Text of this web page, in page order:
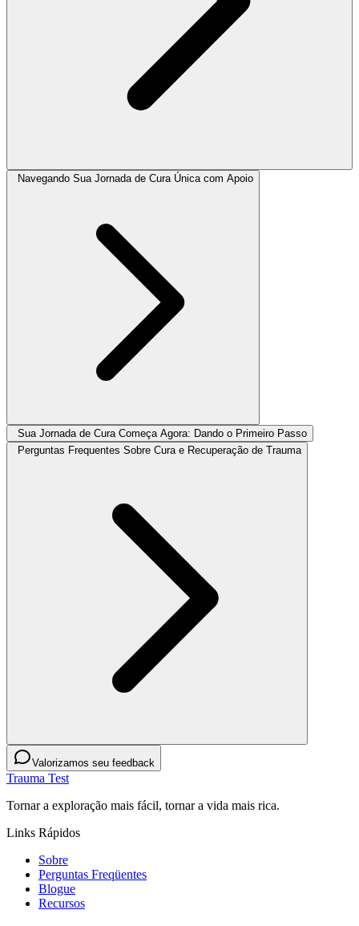
Navegando Sua Jornada de Cura Única com Apoio
Sua Jornada de Cura Começa Agora: Dando o Primeiro Passo
Perguntas Frequentes Sobre Cura e Recuperação de Trauma
Valorizamos seu feedback
Trauma Test
Tornar a exploração mais fácil, tornar a vida mais rica.
Links Rápidos
Sobre
Perguntas Freqüentes
Blogue
Recursos